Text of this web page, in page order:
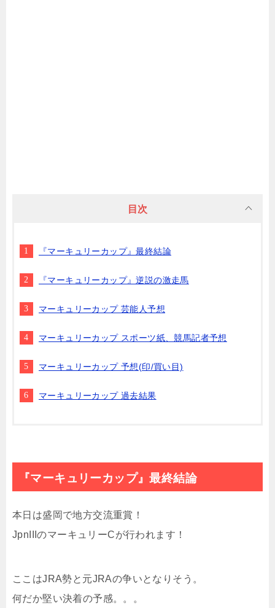
目次
『マーキュリーカップ』最終結論
『マーキュリーカップ』逆説の激走馬
マーキュリーカップ 芸能人予想
マーキュリーカップ スポーツ紙、競馬記者予想
マーキュリーカップ 予想(印/買い目)
マーキュリーカップ 過去結果
『マーキュリーカップ』最終結論
本日は盛岡で地方交流重賞！
JpnIIIのマーキュリーCが行われます！
ここはJRA勢と元JRAの争いとなりそう。
何だか堅い決着の予感。。。